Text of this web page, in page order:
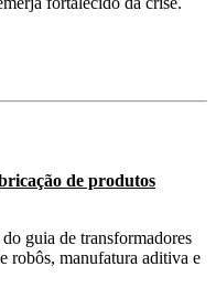
de produtos
guia de transformadores
robôs, manufatura aditiva e